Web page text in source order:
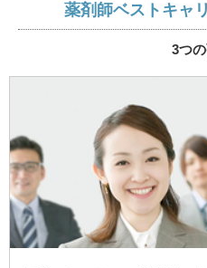
薬剤師ベストキャ
3つ